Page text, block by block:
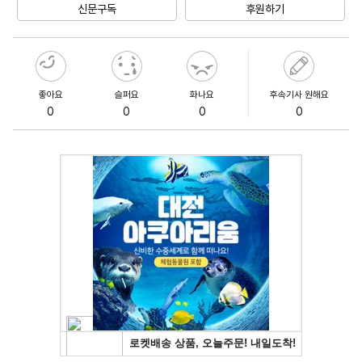
신문구독 후원하기
좋아요
0
슬퍼요
0
화나요
0
후속기사 원해요
0